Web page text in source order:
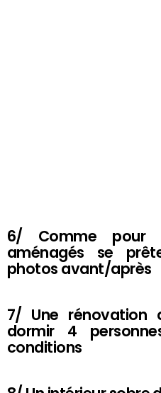
6/ Comme pour
aménagés se
photos avant/après
7/ Une rénovation
dormir 4
conditions